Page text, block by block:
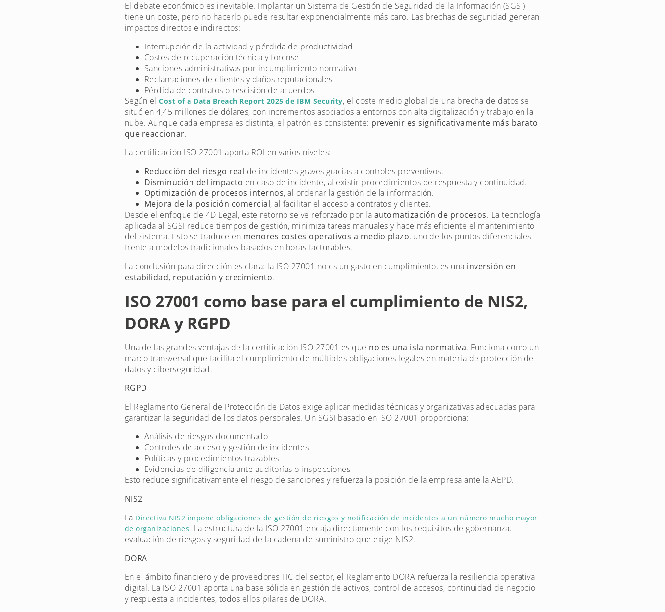
El debate económico es inevitable. Implantar un Sistema de Gestión de Seguridad de la Información (SGSI)
tiene un coste, pero no hacerlo puede resultar exponencialmente más caro. Las brechas de seguridad generan
impactos directos e indirectos:
Interrupción de la actividad y pérdida de productividad
Costes de recuperación técnica y forense
Sanciones administrativas por incumplimiento normativo
Reclamaciones de clientes y daños reputacionales
Pérdida de contratos o rescisión de acuerdos
Según elCost of a Data Breach Report 2025 de IBM Security, el coste medio global de una brecha de datos se
situó en 4,45 millones de dólares, con incrementos asociados a entornos con alta digitalización y trabajo en la
nube. Aunque cada empresa es distinta, el patrón es consistente: prevenir es significativamente más barato
que reaccionar.
La certificación ISO 27001 aporta ROI en varios niveles:
Reducción del riesgo real de incidentes graves gracias a controles preventivos.
Disminución del impacto en caso de incidente, al existir procedimientos de respuesta y continuidad.
Optimización de procesos internos, al ordenar la gestión de la información.
Mejora de la posición comercial, al facilitar el acceso a contratos y clientes.
Desde el enfoque de 4D Legal, este retorno se ve reforzado por la automatización de procesos. La tecnología
aplicada al SGSI reduce tiempos de gestión, minimiza tareas manuales y hace más eficiente el mantenimiento
del sistema. Esto se traduce en menores costes operativos a medio plazo, uno de los puntos diferenciales
frente a modelos tradicionales basados en horas facturables.
La conclusión para dirección es clara: la ISO 27001 no es un gasto en cumplimiento, es una inversión en
estabilidad, reputación y crecimiento.
ISO 27001 como base para el cumplimiento de NIS2,
DORA y RGPD
Una de las grandes ventajas de la certificación ISO 27001 es que no es una isla normativa. Funciona como un
marco transversal que facilita el cumplimiento de múltiples obligaciones legales en materia de protección de
datos y ciberseguridad.
RGPD
El Reglamento General de Protección de Datos exige aplicar medidas técnicas y organizativas adecuadas para
garantizar la seguridad de los datos personales. Un SGSI basado en ISO 27001 proporciona:
Análisis de riesgos documentado
Controles de acceso y gestión de incidentes
Políticas y procedimientos trazables
Evidencias de diligencia ante auditorías o inspecciones
Esto reduce significativamente el riesgo de sanciones y refuerza la posición de la empresa ante la AEPD.
NIS2
La Directiva NIS2 impone obligaciones de gestión de riesgos y notificación de incidentes a un número mucho mayor
de organizaciones. La estructura de la ISO 27001 encaja directamente con los requisitos de gobernanza,
evaluación de riesgos y seguridad de la cadena de suministro que exige NIS2.
DORA
En el ámbito financiero y de proveedores TIC del sector, el Reglamento DORA refuerza la resiliencia operativa
digital. La ISO 27001 aporta una base sólida en gestión de activos, control de accesos, continuidad de negocio
y respuesta a incidentes, todos ellos pilares de DORA.